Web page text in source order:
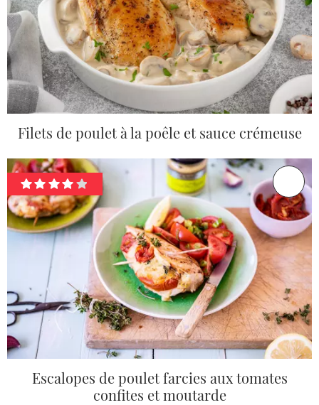
Filets de poulet à la poêle et sauce crémeuse
Escalopes de poulet farcies aux tomates
confites et moutarde